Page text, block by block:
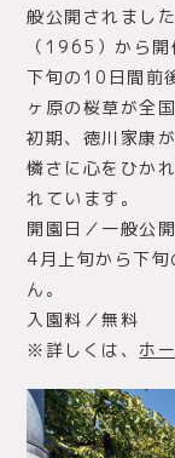
般公開されまし
（1965）から
下旬の10日間前
ヶ原の桜草が全
初期、徳川家康
憐さに心をひか
れています。
開園日／一般公
4月上旬から下
ん。
入園料／無料
※詳しくは、 ホ